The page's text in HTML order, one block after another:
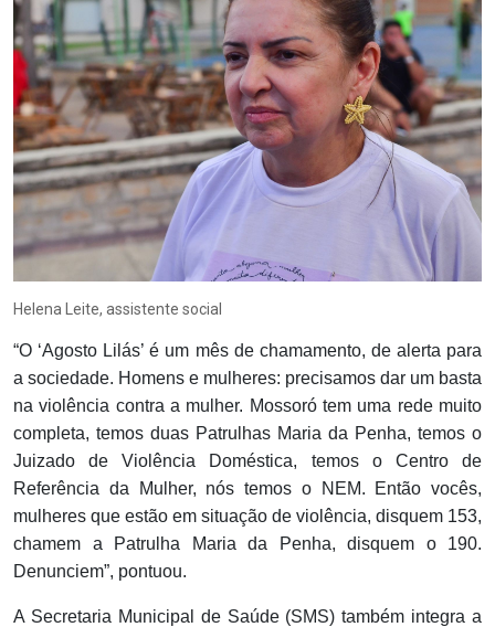
Helena Leite, assistente social
“O ‘Agosto Lilás’ é um mês de chamamento, de alerta para
a sociedade. Homens e mulheres: precisamos dar um basta
na violência contra a mulher. Mossoró tem uma rede muito
completa, temos duas Patrulhas Maria da Penha, temos o
Juizado de Violência Doméstica, temos o Centro de
Referência da Mulher, nós temos o NEM. Então vocês,
mulheres que estão em situação de violência, disquem 153,
chamem a Patrulha Maria da Penha, disquem o 190.
Denunciem”, pontuou.
A Secretaria Municipal de Saúde (SMS) também integra a